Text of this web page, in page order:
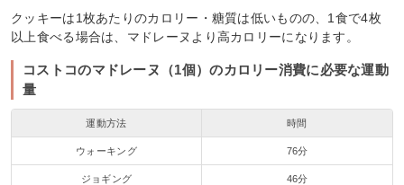
クッキーは1枚あたりのカロリー・糖質は低いものの、1食で4枚
以上食べる場合は、マドレーヌより高カロリーになります。
コストコのマドレーヌ（1個）のカロリー消費に必要な運動
量
運動方法 時間
ウォーキング 76分
ジョギング 46分